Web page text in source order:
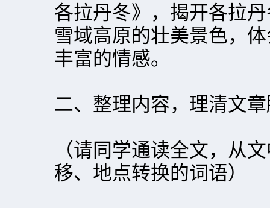
各拉丹冬》，揭开各拉
雪域高原的壮美景色，
丰富的情感。
二、整理内容，理清文
（请同学通读全文，从
移、地点转换的词语）